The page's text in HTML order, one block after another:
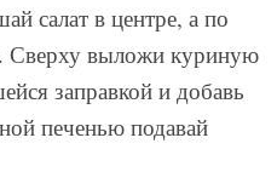
салат в центре, а по
Сверху выложи куриную
заправкой и добавь
печенью подавай